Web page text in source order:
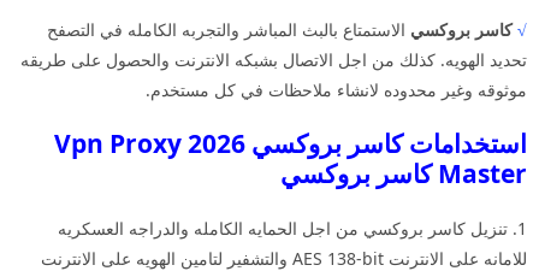
√ كاسر بروكسي الاستمتاع بالبث المباشر والتجربه الكامله في التصفح
تحديد الهويه. كذلك من اجل الاتصال بشبكه الانترنت والحصول على طريقه
موثوقه وغير محدوده لانشاء ملاحظات في كل مستخدم.
استخدامات كاسر بروكسي 2026 Vpn Proxy
Master كاسر بروكسي
1. تنزيل كاسر بروكسي من اجل الحمايه الكامله والدراجه العسكريه
للامانه على الانترنت AES 138-bit والتشفير لتامين الهويه على الانترنت